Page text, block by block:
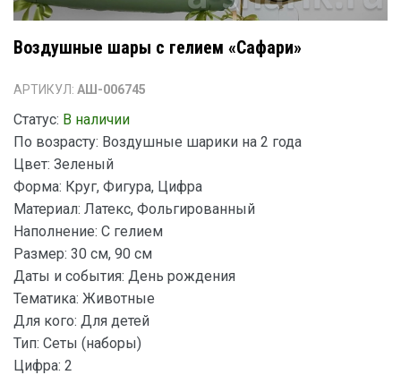
Воздушные шары с гелием «Сафари»
АРТИКУЛ: АШ-006745
Статус: В наличии
По возрасту: Воздушные шарики на 2 года
Цвет: Зеленый
Форма: Круг, Фигура, Цифра
Материал: Латекс, Фольгированный
Наполнение: С гелием
Размер: 30 см, 90 см
Даты и события: День рождения
Тематика: Животные
Для кого: Для детей
Тип: Сеты (наборы)
Цифра: 2